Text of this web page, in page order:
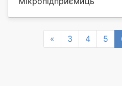
« Previous
3 4 5